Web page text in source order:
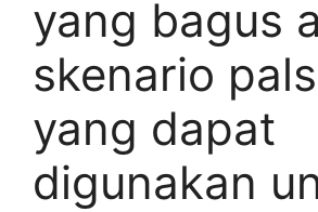
yang bagus
skenario
yang dapat
digunakan